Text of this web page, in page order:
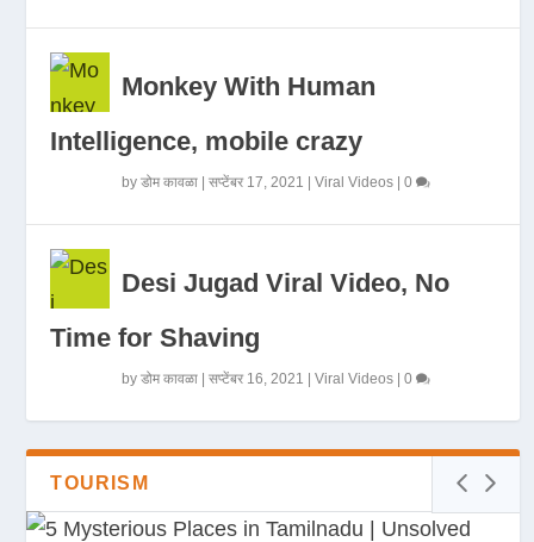
Monkey With Human
Intelligence, mobile crazy
byडोम कावळा |सप्टेंबर 17, 2021 |Viral Videos |0
Desi Jugad Viral Video, No
Time for Shaving
byडोम कावळा |सप्टेंबर 16, 2021 |Viral Videos |0
TOURISM